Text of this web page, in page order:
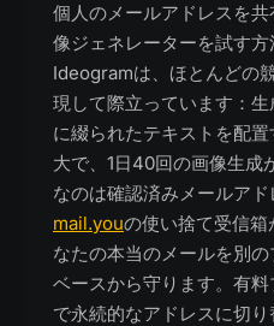
個人のメールアドレスを
像ジェネレーターを試す方
Ideogramは、ほとんどの
現して際立っています：
に綴られたテキストを配
大で、1日40回の画像生成
なのは確認済みメールアド
mail.youの使い捨て受信
なたの本当のメールを別
ベースから守ります。有
で永続的なアドレスに切り